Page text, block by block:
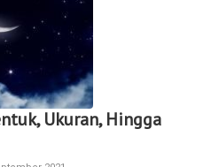
Ukuran, Hingga